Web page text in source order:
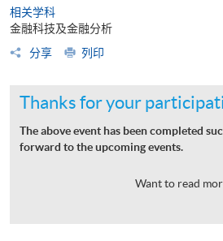
相关学科
金融科技及金融分析
分享
列印
Thanks for your
The above event has been completed
forward to the upcoming events.
Want to read